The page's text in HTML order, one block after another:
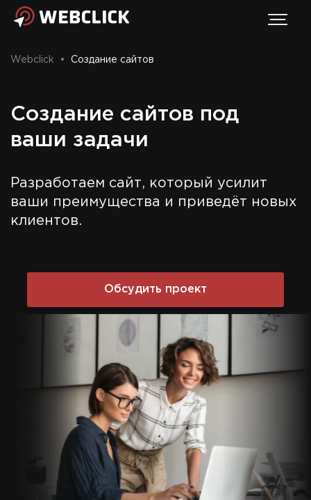
Webclick • Создание сайтов
Создание сайтов под
ваши задачи
Разработаем сайт, который усилит
ваши преимущества и приведёт новых
клиентов.
Обсудить проект